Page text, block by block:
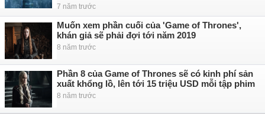
7 năm trước
Muốn xem phần cuối của 'Game of Thrones',
khán giả sẽ phải đợi tới năm 2019
8 năm trước
Phần 8 của Game of Thrones sẽ có kinh phí sản
xuất khổng lồ, lên tới 15 triệu USD mỗi tập phim
8 năm trước